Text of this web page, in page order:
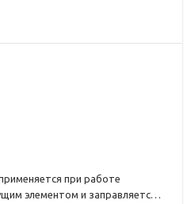
при работе
элементом и заправляется в